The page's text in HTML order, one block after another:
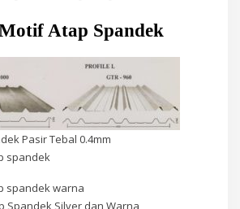
Atap Spandek